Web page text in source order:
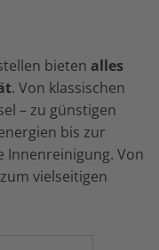
bieten alles
. Von klassischen
– zu günstigen
bis zur
Innenreinigung. Von
vielseitigen